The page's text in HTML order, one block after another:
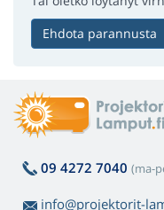
Ehdota parannusta
09 4272 7040 (ma-
info@projektorit-